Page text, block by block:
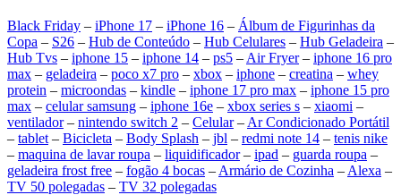
Black Friday – iPhone 17 – iPhone 16 – Álbum de Figurinhas da
Copa – S26 – Hub de Conteúdo – Hub Celulares – Hub Geladeira –
Hub Tvs – iphone 15 – iphone 14 – ps5 – Air Fryer– iphone 16 pro
max – geladeira – poco x7 pro – xbox – iphone – creatina – whey
protein – microondas – kindle – iphone 17 pro max – iphone 15 pro
max – celular samsung – iphone 16e – xbox series s – xiaomi –
ventilador– nintendo switch 2 – Celular– Ar Condicionado Portátil
– tablet – Bicicleta – Body Splash – jbl – redmi note 14 – tenis nike
– maquina de lavar roupa – liquidificador– ipad – guarda roupa –
geladeira frost free – fogão 4 bocas – Armário de Cozinha – Alexa –
TV 50 polegadas – TV 32 polegadas